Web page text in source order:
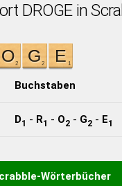
DROGE in
Buchstaben
D1 - R1 - O2 - G2 - E1
Wörterbücher